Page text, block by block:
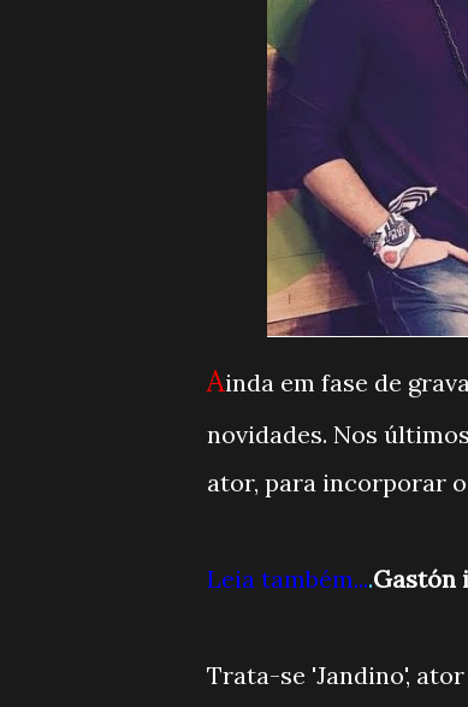
Ainda em fase de
novidades. Nos
ator, para incorporar
Leia também....Gastón
Trata-se 'Jandino',